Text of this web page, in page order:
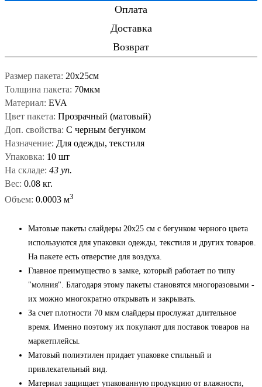
Оплата
Доставка
Возврат
Размер пакета: 20x25см
Толщина пакета: 70мкм
Материал: EVA
Цвет пакета: Прозрачный (матовый)
Доп. свойства: С черным бегунком
Назначение: Для одежды, текстиля
Упаковка: 10 шт
На складе: 43 уп.
Вес: 0.08 кг.
Объем: 0.0003 м3
Матовые пакеты слайдеры 20х25 см с бегунком черного цвета
используются для упаковки одежды, текстиля и других товаров.
На пакете есть отверстие для воздуха.
Главное преимущество в замке, который работает по типу
"молния". Благодаря этому пакеты становятся многоразовыми -
их можно многократно открывать и закрывать.
За счет плотности 70 мкм слайдеры прослужат длительное
время. Именно поэтому их покупают для поставок товаров на
маркетплейсы.
Матовый полиэтилен придает упаковке стильный и
привлекательный вид.
Материал защищает упакованную продукцию от влажности,